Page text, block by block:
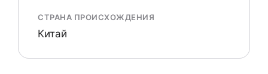
СТРАНА ПРОИСХОЖДЕНИЯ
Китай